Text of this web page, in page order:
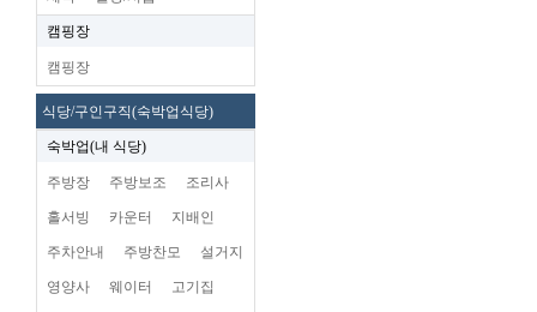
캠핑장
캠핑장
식당/구인구직(숙박업식당)
숙박업(내 식당)
주방장 주방보조 조리사
홀서빙 카운터 지배인
주차안내 주방찬모 설거지
영양사 웨이터 고기집